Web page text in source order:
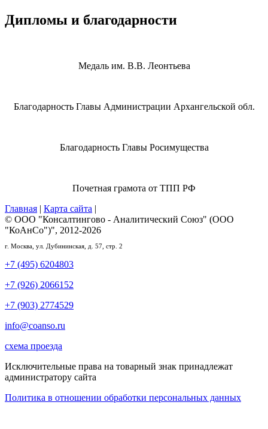
Дипломы и благодарности
Медаль им. В.В. Леонтьева
Благодарность Главы Администрации Архангельской обл.
Благодарность Главы Росимущества
Почетная грамота от ТПП РФ
Главная | Карта сайта |
© ООО "Консалтингово - Аналитический Союз" (ООО
"КоАнСо")", 2012-2026
г. Москва, ул. Дубининская, д. 57, стр. 2
+7 (495) 6204803
+7 (926) 2066152
+7 (903) 2774529
info@coanso.ru
схема проезда
Исключительные права на товарный знак принадлежат
администратору сайта
Политика в отношении обработки персональных данных